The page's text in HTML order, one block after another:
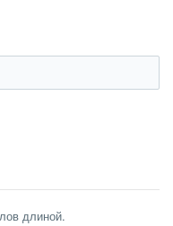
длиной.